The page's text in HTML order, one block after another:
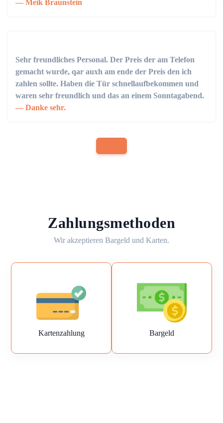
Meik Braunstein
Sehr freundliches Personal. Der Preis der am Telefon
gemacht wurde, qar auxh am ende der Preis den ich
zahlen sollte. Haben die Tür schnellaufbekommen und
waren sehr freundlich und das an einem Sonntagabend.
Danke sehr.
Zahlungsmethoden
Wir akzeptieren Bargeld und Karten.
Kartenzahlung Bargeld